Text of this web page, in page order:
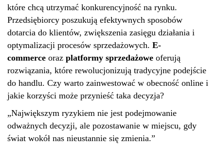
które chcą utrzymać konkurencyjność na rynku.
Przedsiębiorcy poszukują efektywnych sposobów
dotarcia do klientów, zwiększenia zasięgu działania i
optymalizacji procesów sprzedażowych. E-
commerce oraz platformy sprzedażowe oferują
rozwiązania, które rewolucjonizują tradycyjne podejście
do handlu. Czy warto zainwestować w obecność online i
jakie korzyści może przynieść taka decyzja?
„Największym ryzykiem nie jest podejmowanie
odważnych decyzji, ale pozostawanie w miejscu, gdy
świat wokół nas nieustannie się zmienia.”